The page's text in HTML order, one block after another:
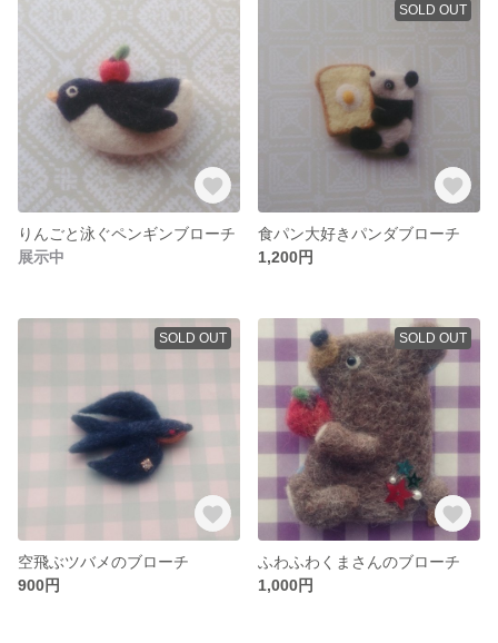
りんごと泳ぐペンギンブローチ
展示中
SOLD OUT
食パン大好きパンダブローチ
1,200円
SOLD OUT
空飛ぶツバメのブローチ
900円
SOLD OUT
ふわふわくまさんのブローチ
1,000円